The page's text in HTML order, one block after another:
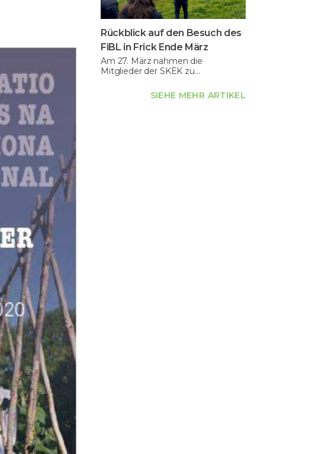
Rückblick auf den Besuch des
FiBL in Frick Ende März
Am 27. März nahmen die
Mitglieder der SKEK zu…
SIEHE MEHR ARTIKEL